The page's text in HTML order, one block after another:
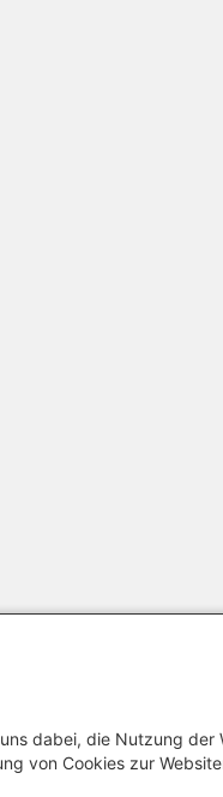
dabei, die Nutzung der
von Cookies zur